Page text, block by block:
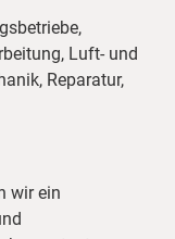
Luft- und
Reparatur,
wir ein